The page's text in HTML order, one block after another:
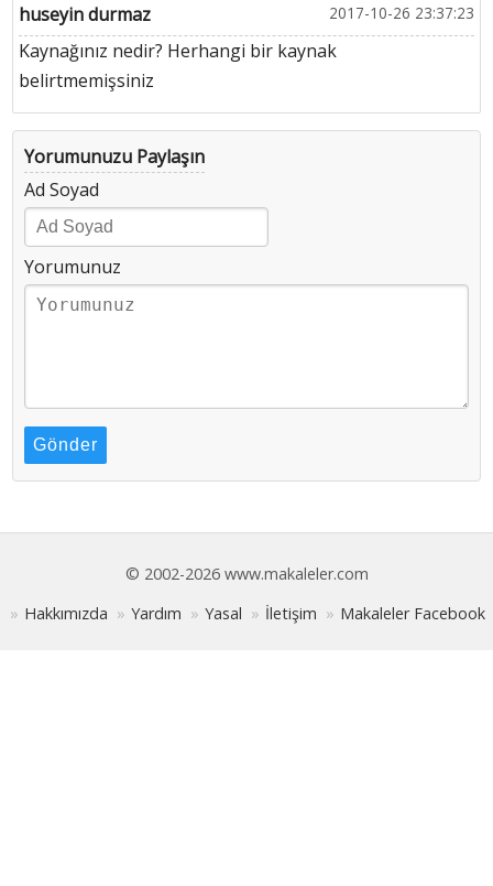
huseyin durmaz 2017-10-26 23:37:23
Kaynağınız nedir? Herhangi bir kaynak
belirtmemişsiniz
Yorumunuzu Paylaşın
Ad Soyad
Yorumunuz
Gönder
© 2002-2026 www.makaleler.com
Hakkımızda
Yardım Yasal İletişim Makaleler Facebook